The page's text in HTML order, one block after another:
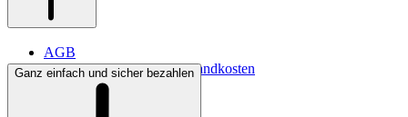
AGB
Lieferbedingungen & Versandkosten
Bezahlung
Ganz einfach und sicher bezahlen